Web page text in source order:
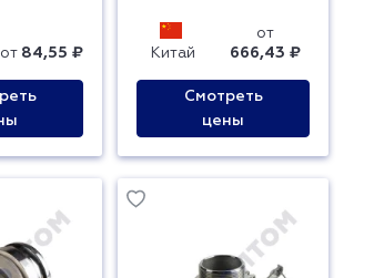
от 84,55 ₽ Китай
от
666,43 ₽
Смотреть
цены